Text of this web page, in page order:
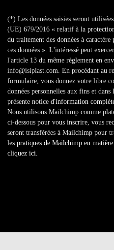
(*) Les données saisies seront
(UE) 679/2016 « relatif à la
du traitement des données à
ces données ». L'intéressé peut
l'article 13 du même règlement en
info@isiplast.com. En procédant au
formulaire, vous donnez votre libre
données personnelles aux fins et
présente notice d'information
Nous utilisons Mailchimp comme
ci-dessous pour vous inscrire, vous
seront transférées à Mailchimp pour
les pratiques de Mailchimp en
cliquez ici.